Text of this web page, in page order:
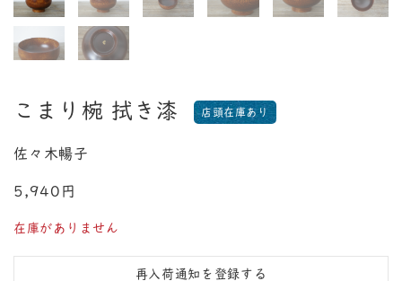
こまり椀 拭き漆 店頭在庫あり
佐々木暢子
5,940円
在庫がありません
再入荷通知を登録する